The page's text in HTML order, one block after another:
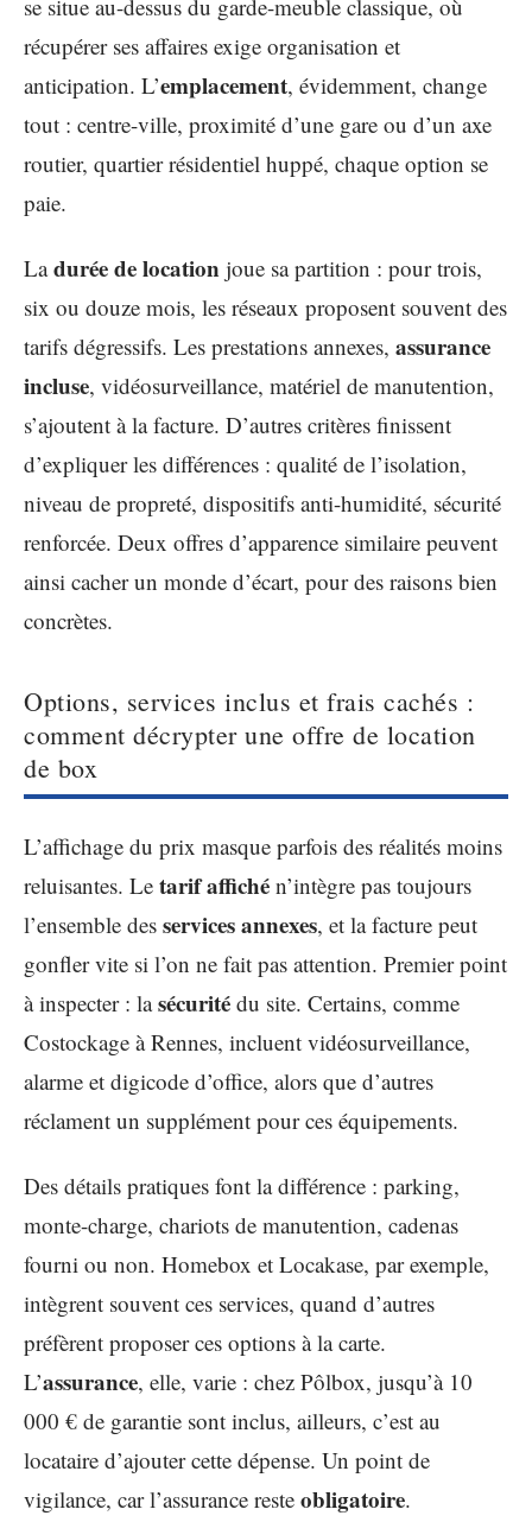
se situe au-dessus du garde-meuble classique, où
récupérer ses affaires exige organisation et
anticipation. L’emplacement, évidemment, change
tout : centre-ville, proximité d’une gare ou d’un axe
routier, quartier résidentiel huppé, chaque option se
paie.
Ladurée de location joue sa partition : pour trois,
six ou douze mois, les réseaux proposent souvent des
tarifs dégressifs. Les prestations annexes, assurance
incluse, vidéosurveillance, matériel de manutention,
s’ajoutent à la facture. D’autres critères finissent
d’expliquer les différences : qualité de l’isolation,
niveau de propreté, dispositifs anti-humidité, sécurité
renforcée. Deux offres d’apparence similaire peuvent
ainsi cacher un monde d’écart, pour des raisons bien
concrètes.
Options, services inclus et frais cachés :
comment décrypter une offre de location
de box
L’affichage du prix masque parfois des réalités moins
reluisantes. Le tarif affiché n’intègre pas toujours
l’ensemble des services annexes, et la facture peut
gonfler vite si l’on ne fait pas attention. Premier point
à inspecter : lasécurité du site. Certains, comme
Costockage à Rennes, incluent vidéosurveillance,
alarme et digicode d’office, alors que d’autres
réclament un supplément pour ces équipements.
Des détails pratiques font la différence : parking,
monte-charge, chariots de manutention, cadenas
fourni ou non. Homebox et Locakase, par exemple,
intègrent souvent ces services, quand d’autres
préfèrent proposer ces options à la carte.
L’assurance, elle, varie : chez Pôlbox, jusqu’à 10
000 € de garantie sont inclus, ailleurs, c’est au
locataire d’ajouter cette dépense. Un point de
vigilance, car l’assurance reste obligatoire.